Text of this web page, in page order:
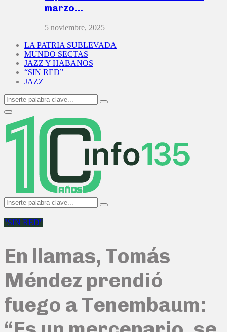
marzo…
5 noviembre, 2025
LA PATRIA SUBLEVADA
MUNDO SECTAS
JAZZ Y HABANOS
“SIN RED”
JAZZ
Search
for:
Search
Primary
Menu
Search
for:
Search
"SIN RED"
En llamas, Tomás
Méndez prendió
fuego a Tenembaum: